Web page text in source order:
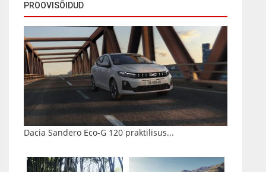
PROOVISÕIDUD
Dacia Sandero Eco-G 120 praktilisus...